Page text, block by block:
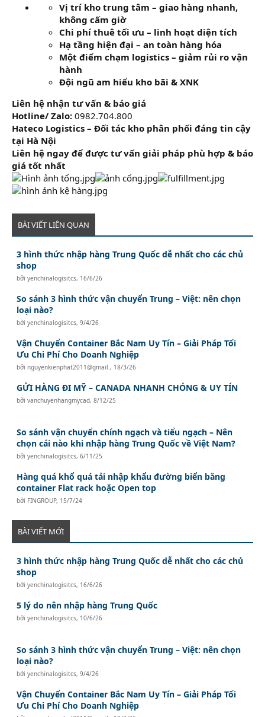
Vị trí kho trung tâm – giao hàng nhanh,
không cấm giờ
Chi phí thuê tối ưu – linh hoạt diện tích
Hạ tầng hiện đại – an toàn hàng hóa
Một điểm chạm logistics – giảm rủi ro vận
hành
Đội ngũ am hiểu kho bãi & XNK
Liên hệ nhận tư vấn & báo giá
Hotline/ Zalo: 0982.704.800
Hateco Logistics – Đối tác kho phân phối đáng tin cậy
tại Hà Nội
Liên hệ ngay để được tư vấn giải pháp phù hợp & báo
giá tốt nhất
BÀI VIẾT LIÊN QUAN
3 hình thức nhập hàng Trung Quốc dễ nhất cho các chủ
shop
bởiyenchinalogisitcs, 16/6/26
So sánh 3 hình thức vận chuyển Trung – Việt: nên chọn
loại nào?
bởiyenchinalogisitcs,9/4/26
Vận Chuyển Container Bắc Nam Uy Tín – Giải Pháp Tối
Ưu Chi Phí Cho Doanh Nghiệp
bởinguyenkienphat2011@gmail. , 18/3/26
GỬI HÀNG ĐI MỸ – CANADA NHANH CHÓNG & UY TÍN
bởivanchuyenhangmycad,8/12/25
So sánh vận chuyển chính ngạch và tiểu ngạch – Nên
chọn cái nào khi nhập hàng Trung Quốc về Việt Nam?
bởiyenchinalogisitcs,6/11/25
Hàng quá khổ quá tải nhập khẩu đường biển bằng
container Flat rack hoặc Open top
bởi FINGROUP, 15/7/24
BÀI VIẾT MỚI
3 hình thức nhập hàng Trung Quốc dễ nhất cho các chủ
shop
bởiyenchinalogisitcs, 16/6/26
5 lý do nên nhập hàng Trung Quốc
bởiyenchinalogisitcs, 10/6/26
So sánh 3 hình thức vận chuyển Trung – Việt: nên chọn
loại nào?
bởiyenchinalogisitcs,9/4/26
Vận Chuyển Container Bắc Nam Uy Tín – Giải Pháp Tối
Ưu Chi Phí Cho Doanh Nghiệp